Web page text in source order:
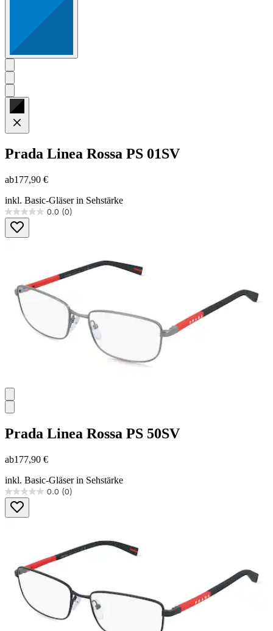
Prada Linea Rossa PS 01SV
ab177,90 €
inkl. Basic-Gläser in Sehstärke
0.0 (0)
0.0
von
5
Prada Linea Rossa PS 50SV
ab177,90 €
inkl. Basic-Gläser in Sehstärke
0.0 (0)
0.0
von
5